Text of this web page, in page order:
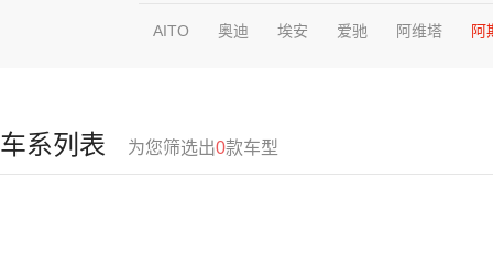
AITO 奥迪 埃安 爱驰 阿维塔 阿
车系列表 为您筛选出0款车型